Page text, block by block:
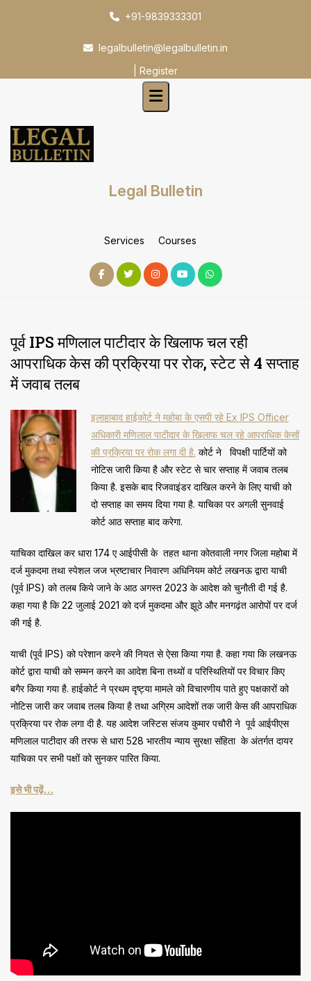
+91-9839333301
legalbulletin@legalbulletin.in
Register
Legal Bulletin
Services Courses
पूर्व IPS मणिलाल पाटीदार के खिलाफ चल रही
आपराधिक केस की प्रक्रिया पर रोक, स्टेट से 4 सप्ताह
में जवाब तलब
इलाहाबाद हाईकोर्ट ने महोबा के एसपी रहे Ex IPS Officer
अधिकारी मणिलाल पाटीदार के खिलाफ चल रहे आपराधिक केसों
की प्रक्रिया पर रोक लगा दी है. कोर्ट ने विपक्षी पार्टियों को
नोटिस जारी किया है और स्टेट से चार सप्ताह में जवाब तलब
किया है. इसके बाद रिजवाइंडर दाखिल करने के लिए याची को
दो सप्ताह का समय दिया गया है. याचिका पर अगली सुनवाई
कोर्ट आठ सप्ताह बाद करेगा.
याचिका दाखिल कर धारा 174 ए आईपीसी के तहत थाना कोतवाली नगर जिला महोबा में
दर्ज मुकदमा तथा स्पेशल जज भ्रष्टाचार निवारण अधिनियम कोर्ट लखनऊ द्वारा याची
(पूर्व IPS) को तलब किये जाने के आठ अगस्त 2023 के आदेश को चुनौती दी गई है.
कहा गया है कि 22 जुलाई 2021 को दर्ज मुकदमा और झूठे और मनगढ़ंत आरोपों पर दर्ज
की गई है.
याची (पूर्व IPS) को परेशान करने की नियत से ऐसा किया गया है. कहा गया कि लखनऊ
कोर्ट द्वारा याची को सम्मन करने का आदेश बिना तथ्यों व परिस्थितियों पर विचार किए
बगैर किया गया है. हाईकोर्ट ने प्रथम दृष्ट्या मामले को विचारणीय पाते हुए पक्षकारों को
नोटिस जारी कर जवाब तलब किया है तथा अग्रिम आदेशों तक जारी केस की आपराधिक
प्रक्रिया पर रोक लगा दी है. यह आदेश जस्टिस संजय कुमार पचौरी ने पूर्व आईपीएस
मणिलाल पाटीदार की तरफ से धारा 528 भारतीय न्याय सुरक्षा संहिता के अंतर्गत दायर
याचिका पर सभी पक्षों को सुनकर पारित किया.
इसे भी पढ़ें…